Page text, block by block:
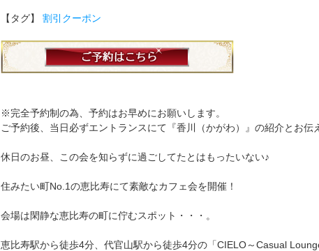
【タグ】 割引クーポン
※完全予約制の為、予約はお早めにお願いします。
ご予約後、当日必ずエントランスにて『香川（かがわ）』の紹介とお伝
休日のお昼、この会を知らずに過ごしてたとはもったいない♪
住みたい町No.1の恵比寿にて素敵なカフェ会を開催！
会場は閑静な恵比寿の町に佇むスポット・・・。
恵比寿駅から徒歩4分、代官山駅から徒歩4分の「CIELO～Casual